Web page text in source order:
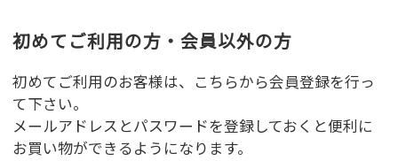
初めてご利用の方・会員以外の方
初めてご利用のお客様は、こちらから会員登録を行っ
て下さい。
メールアドレスとパスワードを登録しておくと便利に
お買い物ができるようになります。